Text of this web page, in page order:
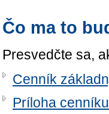
Čo ma to
Presvedčte sa,
Cenník
Príloha